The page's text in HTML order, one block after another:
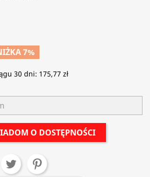
7%
30 dni: 175,77 zł
O DOSTĘPNOŚCI